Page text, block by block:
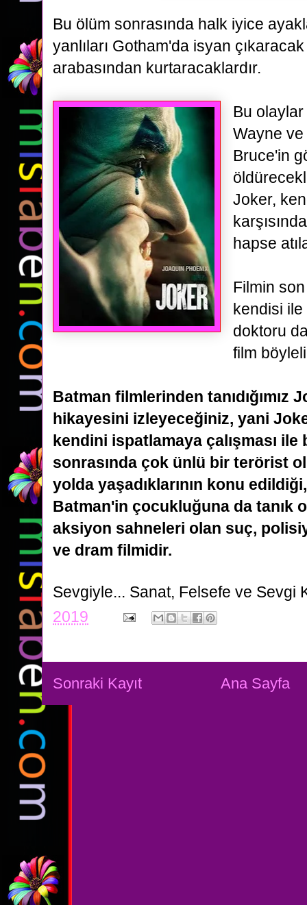
Bu ölüm sonrasında halk iyice
yanlıları Gotham'da isyan
arabasından kurtaracaklardır.
Bu
Wayne
Bruce'in
Joker,
hapse
Filmin
kendisi
doktoru
film
Batman filmlerinden tanıdığımız
hikayesini izleyeceğiniz, yani
kendini ispatlamaya çalışması ile
sonrasında çok ünlü bir terörist
yolda yaşadıklarının konu
Batman'in çocukluğuna da tanık
aksiyon sahneleri olan suç,
ve dram filmidir.
Sevgiyle... Sanat, Felsefe ve Sevgi
2019
Sonraki Kayıt Ana Sayfa